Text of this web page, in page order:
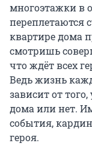
многоэтажки в
переплетаются
квартире дома
смотришь
что ждёт всех
Ведь жизнь
зависит от
дома или нет.
события,
героя.